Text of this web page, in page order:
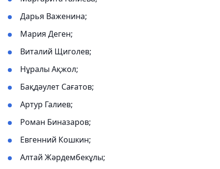
Дарья Важенина;
Мария Деген;
Виталий Щиголев;
Нұралы Ақжол;
Бақдәулет Сағатов;
Артур Галиев;
Роман Биназаров;
Евгенний Кошкин;
Алтай Жәрдембекұлы;